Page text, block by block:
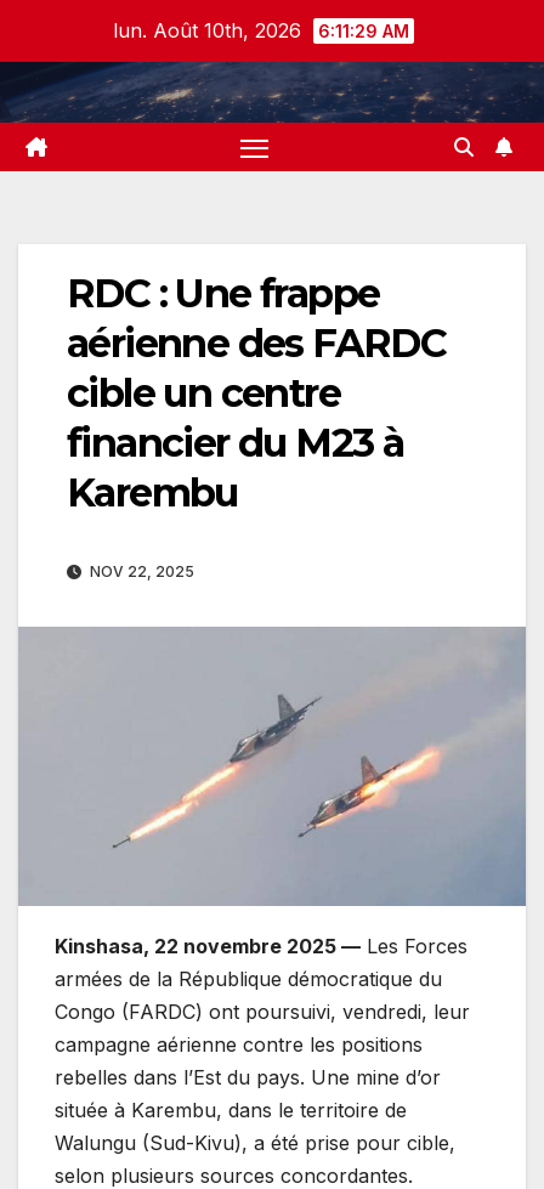
content
lun. Août 10th, 2026 6:11:29 AM
RDC : Une frappe
aérienne des FARDC
cible un centre
financier du M23 à
Karembu
NOV 22, 2025
Kinshasa, 22 novembre 2025 — Les Forces
armées de la République démocratique du
Congo (FARDC) ont poursuivi, vendredi, leur
campagne aérienne contre les positions
rebelles dans l’Est du pays. Une mine d’or
située à Karembu, dans le territoire de
Walungu (Sud-Kivu), a été prise pour cible,
selon plusieurs sources concordantes.